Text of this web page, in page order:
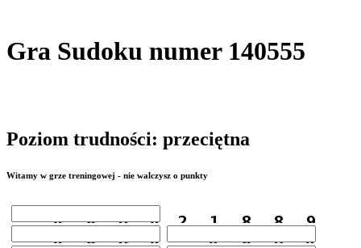
Gra Sudoku numer 140555
Poziom trudności: przeciętna
Witamy w grze treningowej - nie walczysz o punkty